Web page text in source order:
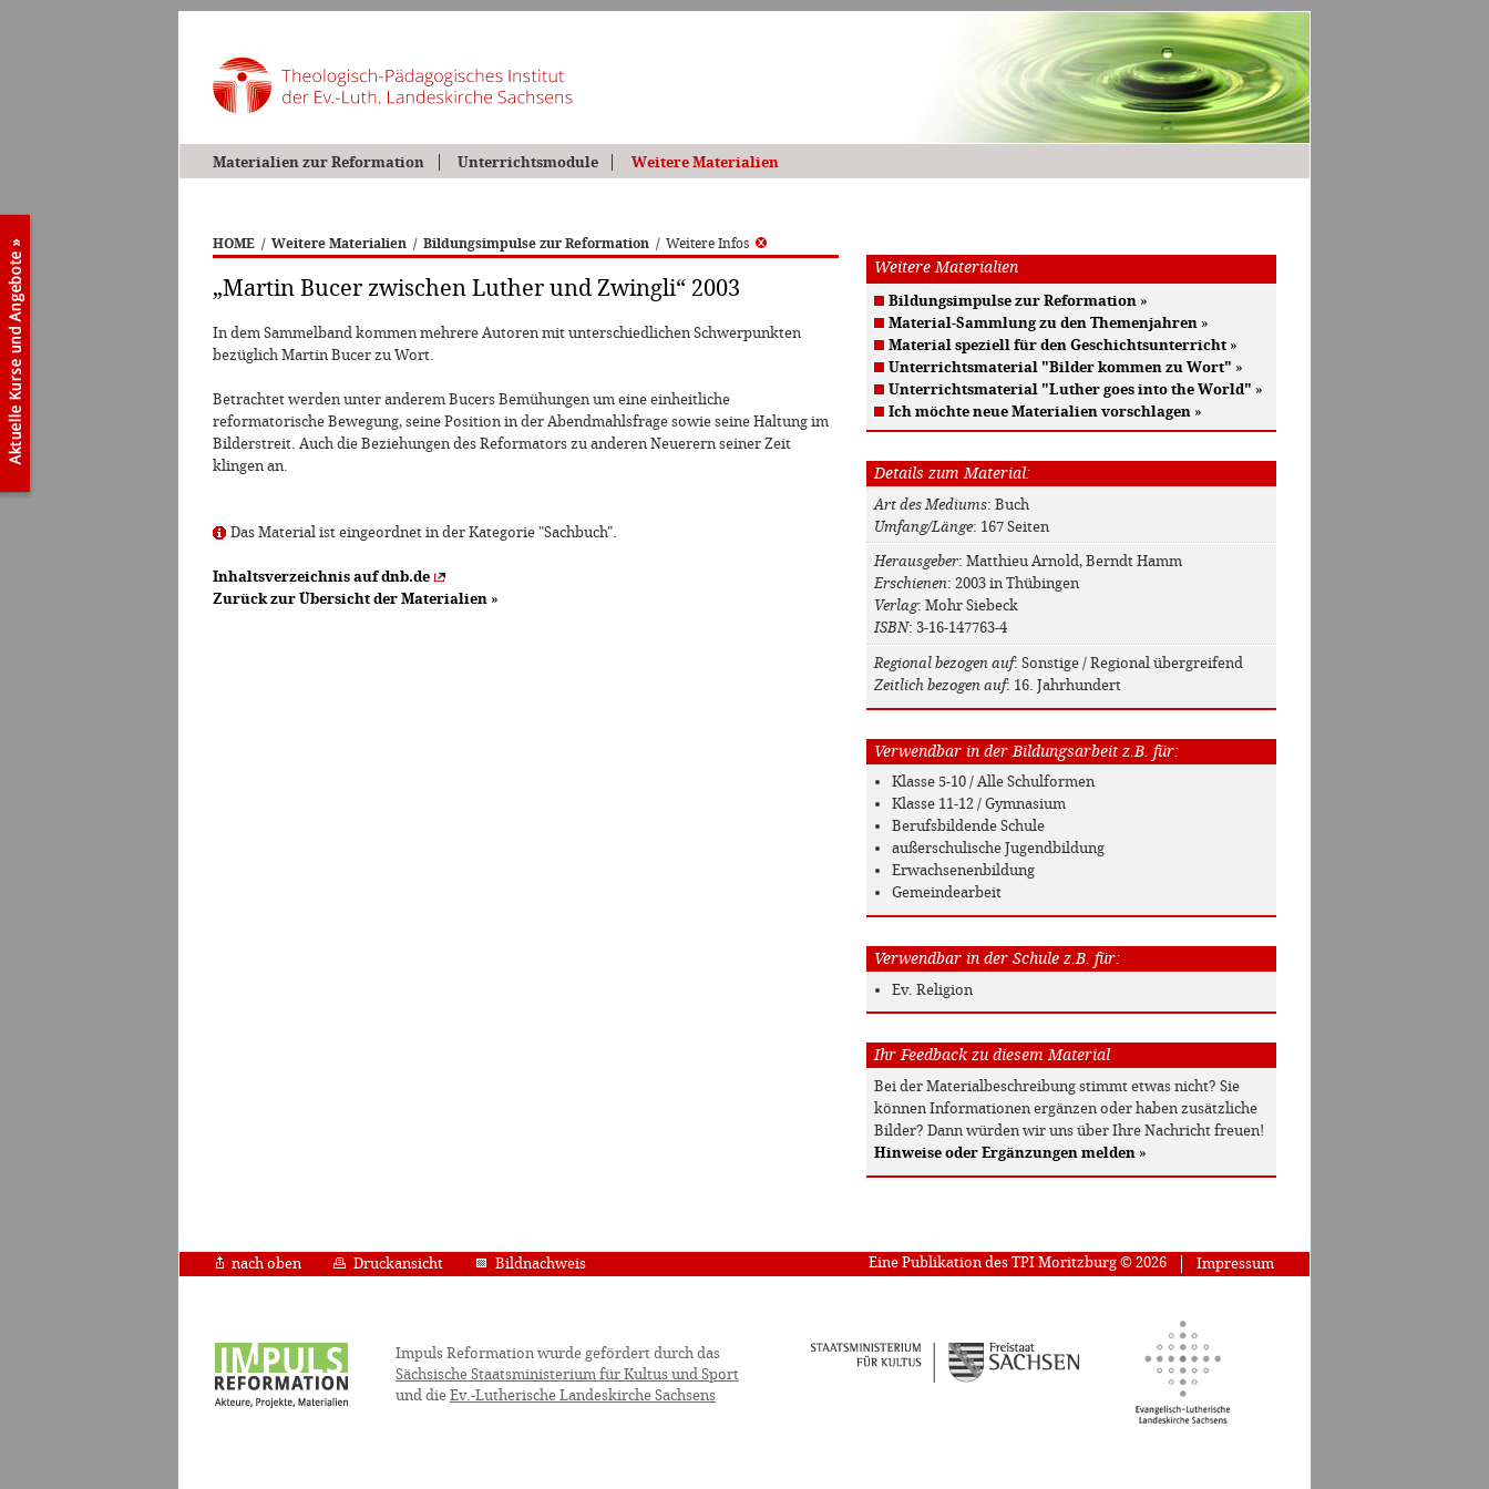
Materialien zur Reformation Unterrichtsmodule Weitere Materialien
HOME / Weitere Materialien / Bildungsimpulse zur Reformation / Weitere Infos
„Martin Bucer zwischen Luther und Zwingli“ 2003
In dem Sammelband kommen mehrere Autoren mit unterschiedlichen Schwerpunkten
bezüglich Martin Bucer zu Wort.
Betrachtet werden unter anderem Bucers Bemühungen um eine einheitliche
reformatorische Bewegung, seine Position in der Abendmahlsfrage sowie seine Haltung im
Bilderstreit. Auch die Beziehungen des Reformators zu anderen Neuerern seiner Zeit
klingen an.
Das Material ist eingeordnet in der Kategorie "Sachbuch".
Inhaltsverzeichnis auf dnb.de
Zurück zur Übersicht der Materialien »
Weitere Materialien
Bildungsimpulse zur Reformation »
Material-Sammlung zu den Themenjahren »
Material speziell für den Geschichtsunterricht »
Unterrichtsmaterial "Bilder kommen zu Wort" »
Unterrichtsmaterial "Luther goes into the World" »
Ich möchte neue Materialien vorschlagen »
Details zum Material:
Art des Mediums: Buch
Umfang/Länge: 167 Seiten
Herausgeber: Matthieu Arnold, Berndt Hamm
Erschienen: 2003 in Thübingen
Verlag: Mohr Siebeck
ISBN: 3-16-147763-4
Regional bezogen auf: Sonstige / Regional übergreifend
Zeitlich bezogen auf: 16. Jahrhundert
Verwendbar in der Bildungsarbeit z.B. für:
Klasse 5-10 / Alle Schulformen
Klasse 11-12 / Gymnasium
Berufsbildende Schule
außerschulische Jugendbildung
Erwachsenenbildung
Gemeindearbeit
Verwendbar in der Schule z.B. für:
Ev. Religion
Ihr Feedback zu diesem Material
Bei der Materialbeschreibung stimmt etwas nicht? Sie
können Informationen ergänzen oder haben zusätzliche
Bilder? Dann würden wir uns über Ihre Nachricht freuen!
Hinweise oder Ergänzungen melden »
Impressum
Eine Publikation des TPI Moritzburg © 2026
nach oben Druckansicht Bildnachweis
Impuls Reformation wurde gefördert durch das
Sächsische Staatsministerium für Kultus und Sport
und die Ev.-Lutherische Landeskirche Sachsens